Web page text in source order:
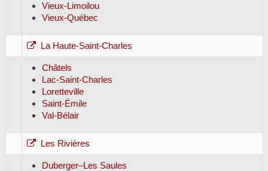
Vieux-Limoilou
Vieux-Québec
La Haute-Saint-Charles
Châtels
Lac-Saint-Charles
Loretteville
Saint-Émile
Val-Bélair
Les Rivières
Duberger–Les Saules